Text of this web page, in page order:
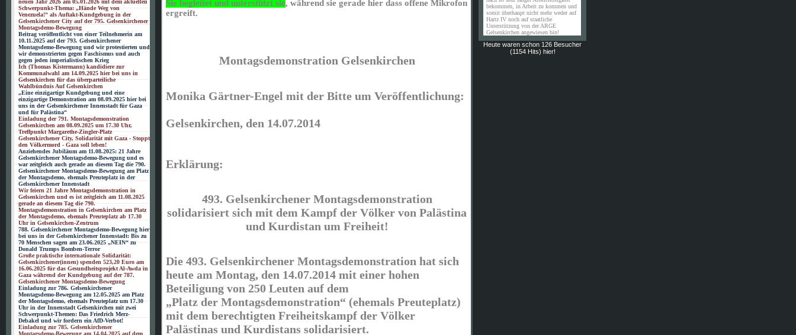
neuen Jahr 2026 am 05.01.2026 mit dem aktuellen
Schwerpunkt-Thema: „Hände Weg von
Venezuela!“ als Auftakt-Kundgebung in der
Gelsenkirchener City auf der 795. Gelsenkirchener
Montagsdemo-Bewegung
Beitrag veröffentlicht von einer Teilnehmerin am
10.11.2025 auf der 793. Gelsenkirchener
Montagsdemo-Bewegung und wir protestierten und
wir demonstrierten gegen Faschismus und auch
gegen jeden imperialistischen Krieg
Ich (Thomas Kistermann) kandidiere zur
Kommunalwahl am 14.09.2025 hier bei uns in
Gelsenkirchen für das überparteiliche
Wahlbündnis Auf Gelsenkirchen
„Eine einzigartige Kundgebung und eine
einzigartige Demonstration am 08.09.2025 hier bei
uns in der Gelsenkirchener Innenstadt für Gaza
und für Palästina“
Einladung der 791. Montagsdemonstration
Gelsenkirchen am 08.09.2025 um 17.30 Uhr,
Treffpunkt Margarethe-Zingler-Platz
Gelsenkirchener City, Solidarität mit Gaza - Stoppt
den Völkermord - Gaza soll leben!
Anziehendes Jubiläum am 11.08.2025: 21 Jahre
Gelsenkirchener Montagsdemo-Bewegung und es
war zeitgleich auch gerade an diesem Tag die 790.
Gelsenkirchener Montagsdemo-Bewegung am Platz
der Montagsdemo, ehemals Preuteplatz in der
Gelsenkirchener Innenstadt
Wir feiern 21 Jahre Montagsdemonstration in
Gelsenkirchen und es ist zeitgleich am 11.08.2025
gerade an diesem Tag die 790.
Montagsdemonstration in Gelsenkirchen am Platz
der Montagsdemo, ehemals Preuteplatz ab 17.30
Uhr in Gelsenkirchen-Zentrum
788. Gelsenkirchener Montagsdemo-Bewegung hier
bei uns in der Gelsenkirchener Innenstadt: Bis zu
70 Menschen sagen am 23.06.2025 „NEIN“ zu
Donald Trumps Bomben-Terror
Große praktische internationale Solidarität:
Gelsenkirchener(innen) spenden 523,20 Euro am
16.06.2025 für das Gesundheitsprojekt Al-Awda in
Gaza während der Kundgebung auf der 787.
Gelsenkirchener Montagsdemo-Bewegung
Einladung zur 786. Gelsenkirchener
Montagsdemo-Bewegung am 12.05.2025 am Platz
der Montagsdemo, ehemals Preuteplatz um 17.30
Uhr in der Innenstadt Gelsenkirchen mit zwei
Schwerpunkt-Themen: Das Friedrich Merz-
Debakel und wir fordern ein AfD-Verbot!
Einladung zur 785. Gelsenkirchener
Montagsdemo-Bewegung am 14.04.2025 auf dem
Sie begleitet und unterstützt sie, während sie gerade hier dass offene Mikrofon
ergreift.
Montagsdemonstration Gelsenkirchen
Monika Gärtner-Engel mit der Bitte um Veröffentlichung:
Gelsenkirchen, den 14.07.2014
Erklärung:
493. Gelsenkirchener Montagsdemonstration
solidarisiert sich mit dem Kampf der Völker von Palästina
und Kurdistan um Freiheit!
Die 493. Gelsenkirchener Montagsdemonstration hat sich
heute am Montag, den 14.07.2014 mit einer hohen
Beteiligung von 250 Leuten auf dem
„Platz der Montagsdemonstration“ (ehemals Preuteplatz)
mit dem berechtigten Freiheitskampf der Völker
Palästinas und Kurdistans solidarisiert.
bekommen, in Arbeit zu kommen und
somit überhaupt nicht mehr weder auf
Hartz IV noch auf staatliche
Unterstützung von der ARGE
Gelsenkirchen angewiesen bin!
Heute waren schon 126 Besucher
(1154 Hits) hier!